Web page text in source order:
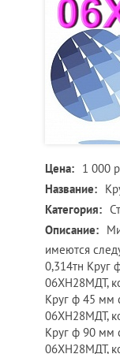
Цена: 1 000
Название:
Категория:
Описание:
имеются
0,314тн Круг
06ХН28МДТ,
Круг ф 45 мм
06ХН28МДТ,
Круг ф 90 мм
06ХН28МДТ,